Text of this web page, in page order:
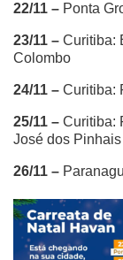
22/11 – Ponta
23/11 – Curitiba:
Colombo
24/11 – Curitiba:
25/11 – Curitiba:
José dos Pinhais
26/11 –